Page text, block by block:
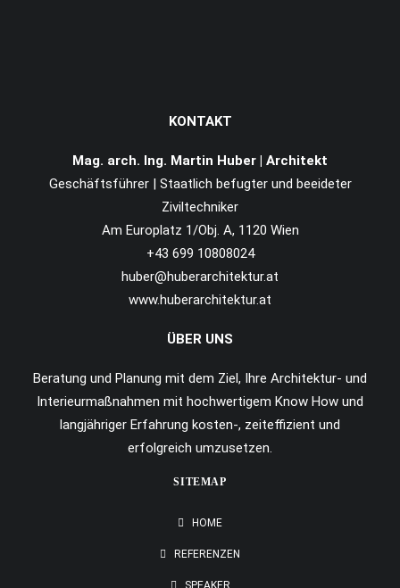
KONTAKT
Mag. arch. Ing. Martin Huber | Architekt
Geschäftsführer | Staatlich befugter und beeideter
Ziviltechniker
Am Europlatz 1/Obj. A, 1120 Wien
+43 699 10808024
huber@huberarchitektur.at
www.huberarchitektur.at
ÜBER UNS
Beratung und Planung mit dem Ziel, Ihre Architektur- und
Interieurmaßnahmen mit hochwertigem Know How und
langjähriger Erfahrung kosten-, zeiteffizient und
erfolgreich umzusetzen.
SITEMAP
HOME
REFERENZEN
SPEAKER